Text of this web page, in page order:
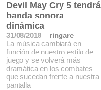
Devil May Cry 5 tendrá
banda sonora
dinámica
31/08/2018
ringare
La música cambiará en
función de nuestro estilo de
juego y se volverá más
dramática en los combates
que sucedan frente a nuestra
pantalla